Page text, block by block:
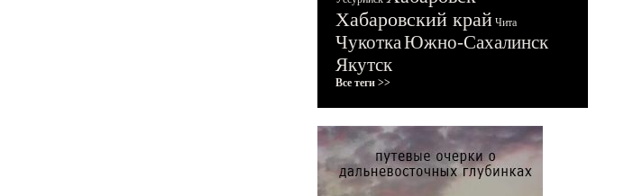
Хабаровский край Чита
ЧукоткаЮжно-Сахалинск
Якутск
Все теги >>